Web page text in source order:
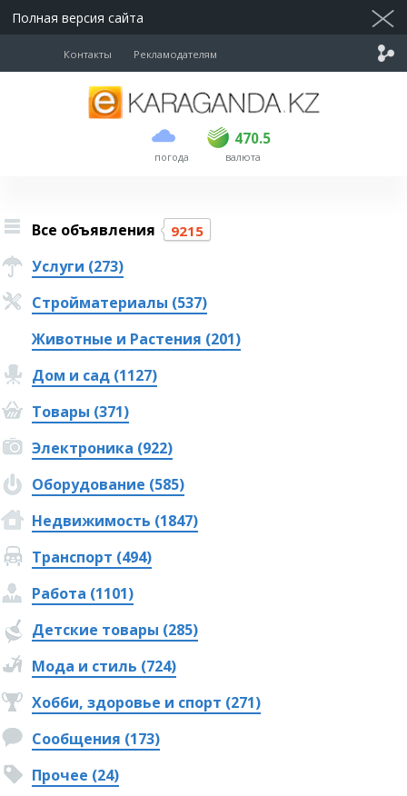
Полная версия сайта
Контакты Рекламодателям
погода
470.5
покупка продажа
USD 469.5 470.5
EUR валюта
Все объявления 9215
Услуги (273)
Стройматериалы (537)
Животные и Растения (201)
Дом и сад (1127)
Товары (371)
Электроника (922)
Оборудование (585)
Недвижимость (1847)
Транспорт (494)
Работа (1101)
Детские товары (285)
Мода и стиль (724)
Хобби, здоровье и спорт (271)
Сообщения (173)
Прочее (24)